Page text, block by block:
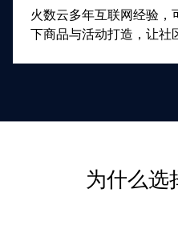
火数云多年互联网经验，
下商品与活动打造，让社
为什么选